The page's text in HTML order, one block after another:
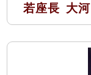
若座長 大河